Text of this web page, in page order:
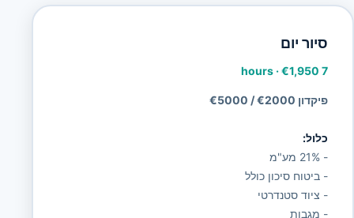
סיור יום
7 hours
·€1,950
פיקדון €2000 / €5000
כלול:
- 21% מע"מ
- ביטוח סיכון כולל
- ציוד סטנדרטי
- מגבות